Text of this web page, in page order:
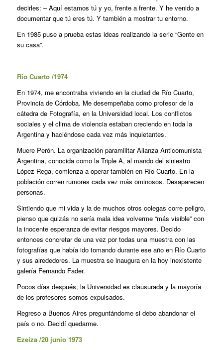
decirles: – Aquí estamos tú y yo, frente a frente. Y he venido a
documentar que tú eres tú. Y también a mostrar tu entorno.
En 1985 puse a prueba estas ideas realizando la serie “Gente en
su casa”.
Río Cuarto /1974
En 1974, me encontraba viviendo en la ciudad de Río Cuarto,
Provincia de Córdoba. Me desempeñaba como profesor de la
cátedra de Fotografía, en la Universidad local. Los conflictos
sociales y el clima de violencia estaban creciendo en toda la
Argentina y haciéndose cada vez más inquietantes.
Muere Perón. La organización paramilitar Alianza Anticomunista
Argentina, conocida como la Triple A, al mando del siniestro
López Rega, comienza a operar también en Río Cuarto. En la
población corren rumores cada vez más ominosos. Desaparecen
personas.
Sintiendo que mi vida y la de muchos otros colegas corre peligro,
pienso que quizás no sería mala idea volverme “más visible” con
la inocente esperanza de evitar riesgos mayores. Decido
entonces concretar de una vez por todas una muestra con las
fotografías que había ido tomando durante ese año en Río Cuarto
y sus alrededores. La muestra se inaugura en la hoy inexistente
galería Fernando Fader.
Pocos días después, la Universidad es clausurada y la mayoría
de los profesores somos expulsados.
Regreso a Buenos Aires preguntándome si debo abandonar el
país o no. Decidí quedarme.
Ezeiza /20 junio 1973